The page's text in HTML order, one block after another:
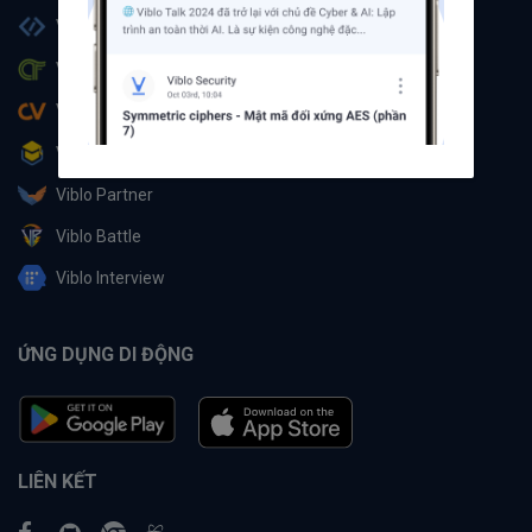
Viblo Code
Viblo CTF
Viblo CV
Viblo Learning
Viblo Partner
Viblo Battle
Viblo Interview
ỨNG DỤNG DI ĐỘNG
LIÊN KẾT